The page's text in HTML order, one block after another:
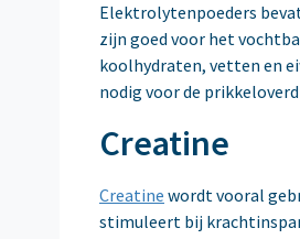
Elektrolytenpoeders
zijn goed voor het
koolhydraten, vetten en
nodig voor de
Creatine
Creatine wordt vooral
stimuleert bij